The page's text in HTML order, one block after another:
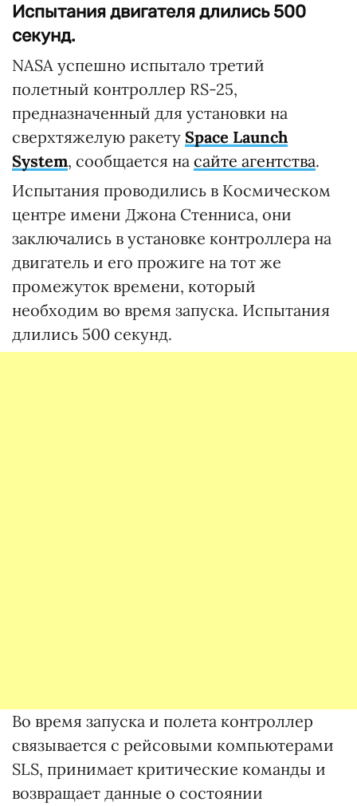
Испытания двигателя длились 500
секунд.
NASA успешно испытало третий
полетный контроллер RS-25,
предназначенный для установки на
сверхтяжелую ракету Space Launch
System, сообщается на сайте агентства.
Испытания проводились в Космическом
центре имени Джона Стенниса, они
заключались в установке контроллера на
двигатель и его прожиге на тот же
промежуток времени, который
необходим во время запуска. Испытания
длились 500 секунд.
Во время запуска и полета контроллер
связывается с рейсовыми компьютерами
SLS, принимает критические команды и
возвращает данные о состоянии